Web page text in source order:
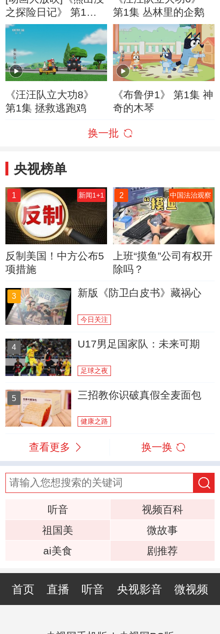
之探险日记》 第1集
导游光头强
第1集 丛林里的企鹅
《汪汪队立大功8》
第1集 拯救逃跑鸡
《布鲁伊1》 第1集 神
奇的木琴
换一批
央视榜单
1 新闻1+1
反制美国！中方公布5
项措施
2 中国法治观察
上班“摸鱼”公司有权开
除吗？
3 新版《防卫白皮书》藏祸心
今日关注
4 U17男足国家队：未来可期
足球之夜
5 三招教你识破真假全麦面包
健康之路
查看更多 换一换
听音
视频百科
祖国美
微故事
ai美食
剧推荐
首页 直播 听音 央视影音 微视频